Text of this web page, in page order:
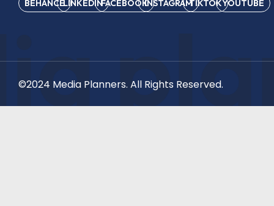
BEHANCELINKEDINFACEBOOKINSTAGRAMTIKTOKYOUTUBE
©2024 Media Planners. All Rights Reserved.